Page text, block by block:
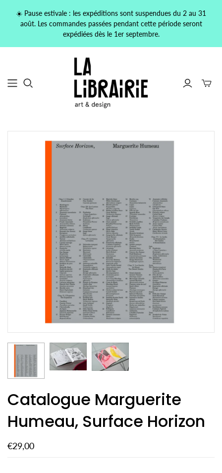
☀️ Pause estivale : les expéditions sont suspendues du 2 au 31
août. Les commandes passées pendant cette période seront
expédiées dès le 1er septembre.
Catalogue Marguerite
Humeau, Surface Horizon
€29,00